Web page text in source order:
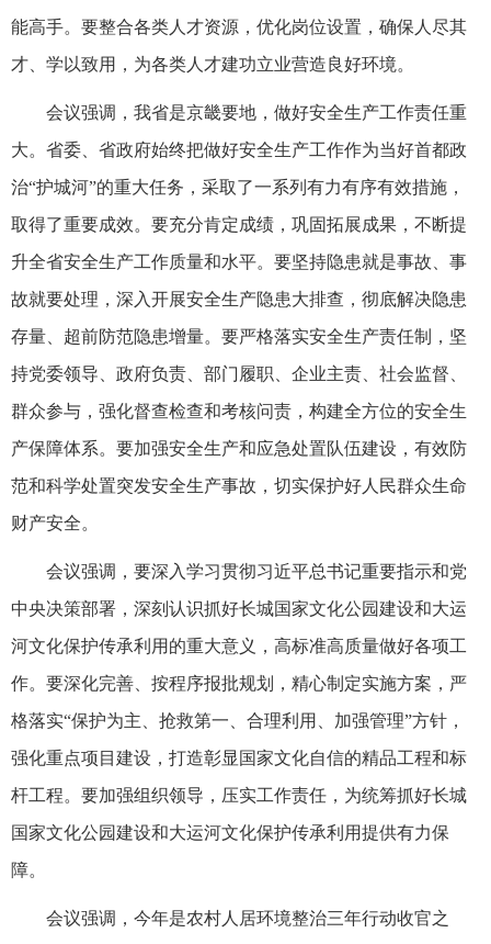
能高手。要整合各类人才资源，优化岗位设置，确保人尽其
才、学以致用，为各类人才建功立业营造良好环境。
会议强调，我省是京畿要地，做好安全生产工作责任重
大。省委、省政府始终把做好安全生产工作作为当好首都政
治“护城河”的重大任务，采取了一系列有力有序有效措施，
取得了重要成效。要充分肯定成绩，巩固拓展成果，不断提
升全省安全生产工作质量和水平。要坚持隐患就是事故、事
故就要处理，深入开展安全生产隐患大排查，彻底解决隐患
存量、超前防范隐患增量。要严格落实安全生产责任制，坚
持党委领导、政府负责、部门履职、企业主责、社会监督、
群众参与，强化督查检查和考核问责，构建全方位的安全生
产保障体系。要加强安全生产和应急处置队伍建设，有效防
范和科学处置突发安全生产事故，切实保护好人民群众生命
财产安全。
会议强调，要深入学习贯彻习近平总书记重要指示和党
中央决策部署，深刻认识抓好长城国家文化公园建设和大运
河文化保护传承利用的重大意义，高标准高质量做好各项工
作。要深化完善、按程序报批规划，精心制定实施方案，严
格落实“保护为主、抢救第一、合理利用、加强管理”方针，
强化重点项目建设，打造彰显国家文化自信的精品工程和标
杆工程。要加强组织领导，压实工作责任，为统筹抓好长城
国家文化公园建设和大运河文化保护传承利用提供有力保
障。
会议强调，今年是农村人居环境整治三年行动收官之